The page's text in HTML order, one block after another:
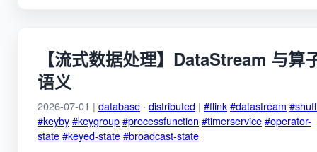
【流式数据处理】DataStream 与算
语义
2026-07-01 | database · distributed | #flink#datastream
#keyby#keygroup#processfunction #timerservice#operator-
state#keyed-state#broadcast-state